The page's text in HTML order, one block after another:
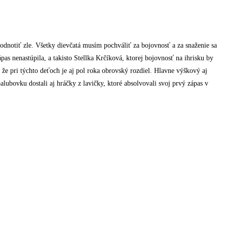
zle. Všetky dievčatá musím pochváliť za bojovnosť a za snaženie sa
nenastúpila, a takisto Stellka Krčíková, ktorej bojovnosť na ihrisku by
pri týchto deťoch je aj pol roka obrovský rozdiel. Hlavne výškový aj
dostali aj hráčky z lavičky, ktoré absolvovali svoj prvý zápas v